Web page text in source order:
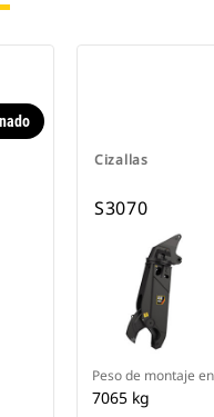
Cizallas
S3070
Peso de montaje
7065 kg